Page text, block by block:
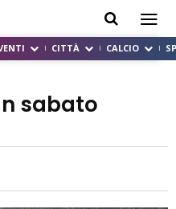
CITTÀ CALCIO
sabato